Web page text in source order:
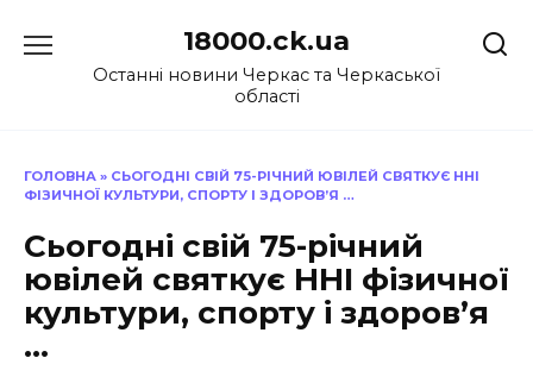
до
18000.ck.ua
Останні новини Черкас та Черкаської
області
ГОЛОВНА » СЬОГОДНІ СВІЙ 75-РІЧНИЙ ЮВІЛЕЙ СВЯТКУЄ ННІ
ФІЗИЧНОЇ КУЛЬТУРИ, СПОРТУ І ЗДОРОВ’Я …
Сьогодні свій 75-річний
ювілей святкує ННІ фізичної
культури, спорту і здоров’я
…